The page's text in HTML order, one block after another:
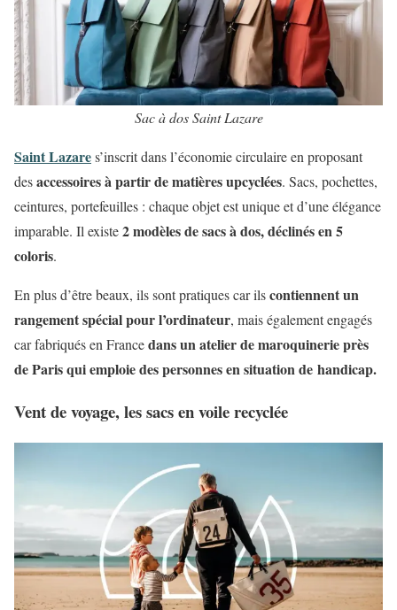
Sac à dos Saint Lazare
Saint Lazares’inscrit dans l’économie circulaire en proposant
desaccessoires à partir de matières upcyclées. Sacs, pochettes,
ceintures, portefeuilles : chaque objet est unique et d’une élégance
imparable. Il existe2 modèles de sacs à dos, déclinés en 5
coloris.
En plus d’être beaux, ils sont pratiques car ilscontiennent un
rangement spécial pour l’ordinateur, mais également engagés
car fabriqués en Francedans un atelier de maroquinerie près
de Paris qui emploie des personnes en situation de handicap.
Vent de voyage, les sacs en voile recyclée